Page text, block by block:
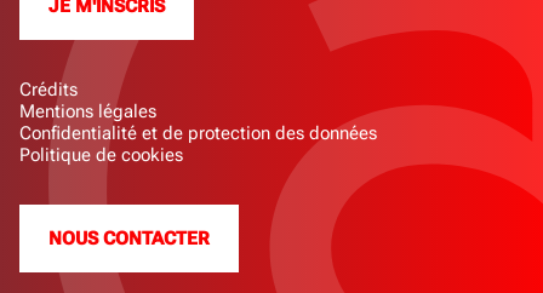
Crédits
Mentions légales
Confidentialité et de protection des données
Politique de cookies
NOUS CONTACTER
JE M'INSCRIS